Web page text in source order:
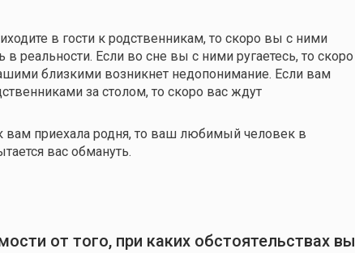
в гости к родственникам, то скоро вы с ними
в реальности. Если во сне вы с ними ругаетесь, то скоро
близкими возникнет недопонимание. Если вам
за столом, то скоро вас ждут
вам приехала родня, то ваш любимый человек в
вас обмануть.
от того, при каких обстоятельствах вы